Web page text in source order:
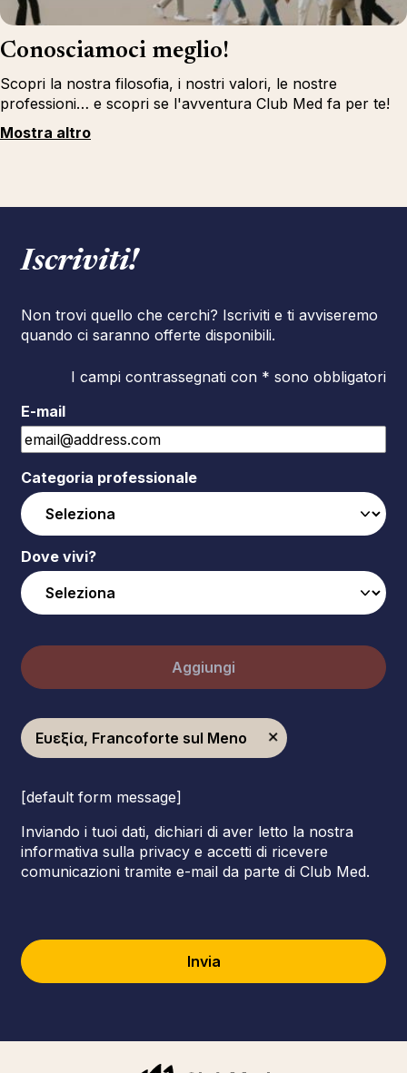
Conosciamoci meglio!
Scopri la nostra filosofia, i nostri valori, le nostre
professioni… e scopri se l'avventura Club Med fa per te!
Mostra altro
Iscriviti!
Non trovi quello che cerchi? Iscriviti e ti avviseremo
quando ci saranno offerte disponibili.
I campi contrassegnati con * sono obbligatori
E-mail
Categoria professionale
Dove vivi?
Aggiungi
Ευεξία, Francoforte sul Meno
[default form message]
Inviando i tuoi dati, dichiari di aver letto la nostra
informativa sulla privacy e accetti di ricevere
comunicazioni tramite e-mail da parte di Club Med.
Invia